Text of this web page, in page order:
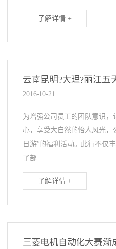
了解详情 +
云南昆明?大理?丽江五
2016-10-21
为增强公司员工的团队意识，
心，享受大自然的怡人风光，
日游”的福利活动。此行不仅
了部...
了解详情 +